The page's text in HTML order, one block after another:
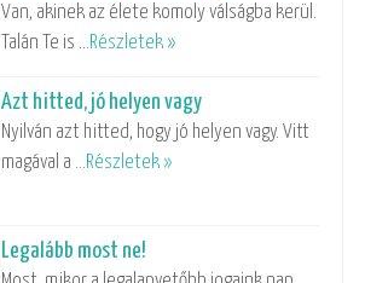
Van, akinek az élete komoly válságba kerül.
Talán Te is …Részletek »
Azt hitted, jó helyen vagy
Nyilván azt hitted, hogy jó helyen vagy. Vitt
magával a …Részletek »
Legalább most ne!